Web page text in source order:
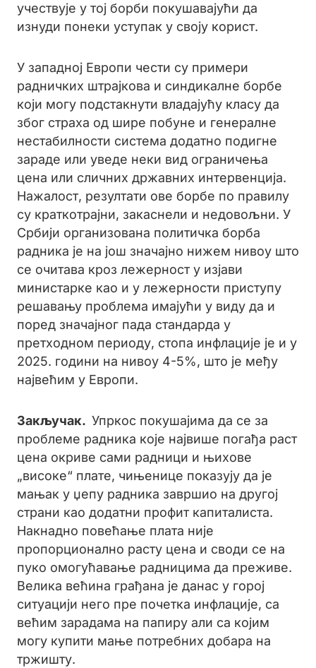
учествује у тој борби покушавајући да
изнуди понеки уступак у своју корист.
У западној Европи чести су примери
радничких штрајкова и синдикалне борбе
који могу подстакнути владајућу класу да
због страха од шире побуне и генералне
нестабилности система додатно подигне
зараде или уведе неки вид ограничења
цена или сличних државних интервенција.
Нажалост, резултати ове борбе по правилу
су краткотрајни, закаснели и недовољни. У
Србији организована политичка борба
радника је на још значајно нижем нивоу што
се очитава кроз лежерност у изјави
министарке као и у лежерности приступу
решавању проблема имајући у виду да и
поред значајног пада стандарда у
претходном периоду, стопа инфлације је и у
2025. години на нивоу 4-5%, што је међу
највећим у Европи.
Закључак. Упркос покушајима да се за
проблеме радника које највише погађа раст
цена окриве сами радници и њихове
„високе“ плате, чињенице показују да је
мањак у џепу радника завршио на другој
страни као додатни профит капиталиста.
Накнадно повећање плата није
пропорционално расту цена и своди се на
пуко омогућавање радницима да преживе.
Велика већина грађана је данас у горој
ситуацији него пре почетка инфлације, са
већим зарадама на папиру али са којим
могу купити мање потребних добара на
тржишту.